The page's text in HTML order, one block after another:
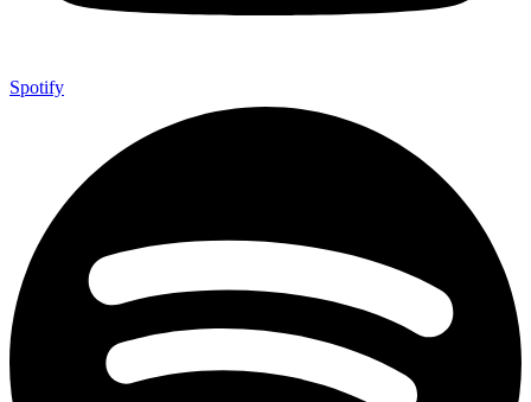
Spotify